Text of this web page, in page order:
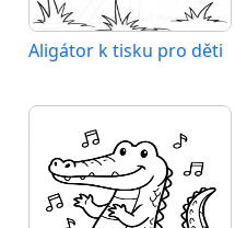
Aligátor k tisku pro děti